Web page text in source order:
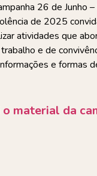
26 de Junho
de 2025
atividades que
e de
e formas
o material da